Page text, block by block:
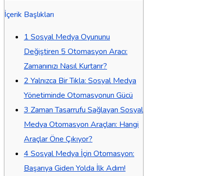
İçerik Başlıkları
1 Sosyal Medya Oyununu
Değiştiren 5 Otomasyon Aracı:
Zamanınızı Nasıl Kurtarır?
2 Yalnızca Bir Tıkla: Sosyal Medya
Yönetiminde Otomasyonun Gücü
3 Zaman Tasarrufu Sağlayan Sosyal
Medya Otomasyon Araçları: Hangi
Araçlar Öne Çıkıyor?
4 Sosyal Medya İçin Otomasyon:
Başarıya Giden Yolda İlk Adım!